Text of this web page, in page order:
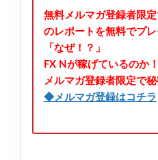
無料メルマガ登録者限
のレポートを無料でプレ
「なぜ！？」
FX Nが稼げているのか
メルマガ登録者限定で秘
◆メルマガ登録はコチラ